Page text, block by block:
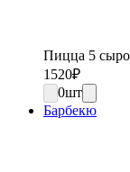
Пицца 5
1520₽
0шт
Барбекю